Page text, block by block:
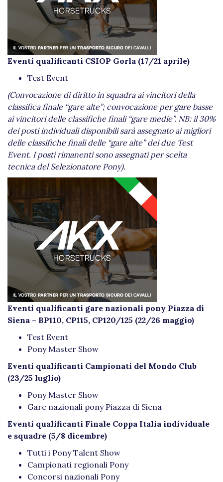
Eventi qualificanti CSIOP Gorla (17/21 aprile)
Test Event
(Convocazione di diritto in squadra ai vincitori della
classifica finale “gare alte”; convocazione per gare basse
ai vincitori delle classifiche finali “gare medie”. NB: il 30%
dei posti individuali disponibili sarà assegnato ai migliori
delle classifiche finali delle “gare alte” dei due Test
Event. I posti rimanenti sono assegnati per scelta
tecnica del Selezionatore Pony).
Eventi qualificanti gare nazionali pony Piazza di
Siena – BP110, CP115, CP120/125 (22/26 maggio)
Test Event
Pony Master Show
Eventi qualificanti Campionati del Mondo Club
(23/25 luglio)
Pony Master Show
Gare nazionali pony Piazza di Siena
Eventi qualificanti Finale Coppa Italia individuale
e squadre (5/8 dicembre)
Tutti i Pony Talent Show
Campionati regionali Pony
Concorsi nazionali Pony